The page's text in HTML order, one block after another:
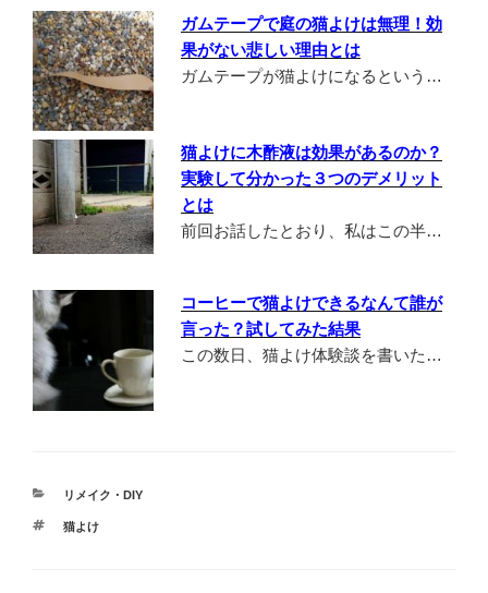
ガムテープで庭の猫よけは無理！効
果がない悲しい理由とは
ガムテープが猫よけになるという…
猫よけに木酢液は効果があるのか？
実験して分かった３つのデメリット
とは
前回お話したとおり、私はこの半…
コーヒーで猫よけできるなんて誰が
言った？試してみた結果
この数日、猫よけ体験談を書いた…
カ
ゴ
リメイク・DIY
タ
猫よけ